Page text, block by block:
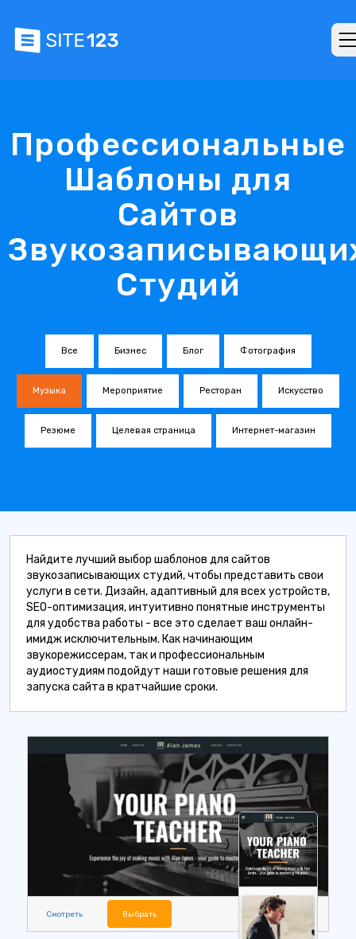
Профессиональные
Шаблоны для
Сайтов
Студий
Все Бизнес Блог Фотография
Музыка Мероприятие Ресторан Искусство
Резюме Целевая страница Интернет-магазин
Найдите лучший выбор шаблонов для сайтов
звукозаписывающих студий, чтобы представить свои
услуги в сети. Дизайн, адаптивный для всех устройств,
SEO-оптимизация, интуитивно понятные инструменты
для удобства работы - все это сделает ваш онлайн-
имидж исключительным. Как начинающим
звукорежиссерам, так и профессиональным
аудиостудиям подойдут наши готовые решения для
запуска сайта в кратчайшие сроки.
Смотреть Выбрать